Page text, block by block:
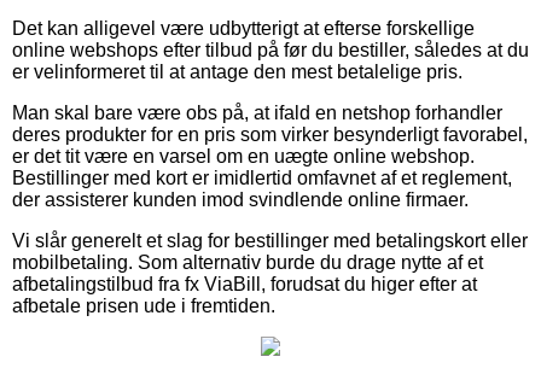
Det kan alligevel være udbytterigt at efterse forskellige
online webshops efter tilbud på før du bestiller, således at du
er velinformeret til at antage den mest betalelige pris.
Man skal bare være obs på, at ifald en netshop forhandler
deres produkter for en pris som virker besynderligt favorabel,
er det tit være en varsel om en uægte online webshop.
Bestillinger med kort er imidlertid omfavnet af et reglement,
der assisterer kunden imod svindlende online firmaer.
Vi slår generelt et slag for bestillinger med betalingskort eller
mobilbetaling. Som alternativ burde du drage nytte af et
afbetalingstilbud fra fx ViaBill, forudsat du higer efter at
afbetale prisen ude i fremtiden.